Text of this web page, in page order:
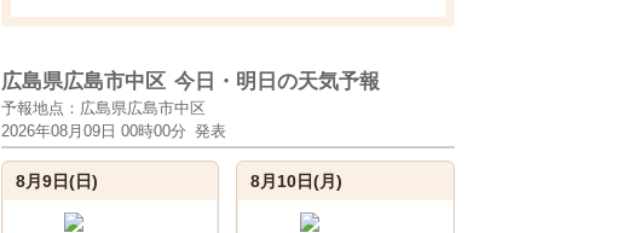
広島県広島市中区 今日・明日の天気予報
予報地点：広島県広島市中区
2026年08月09日 00時00分 発表
8月9日(日) 8月10日(月)